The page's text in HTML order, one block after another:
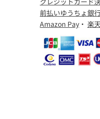
前払いゆうちょ銀
Amazon Pay ・ 楽